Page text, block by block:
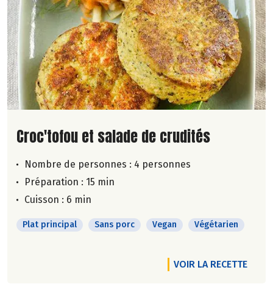
Lire la suite de la recette
Croc'tofou et salade de crudités
Nombre de personnes : 4 personnes
Préparation : 15 min
Cuisson : 6 min
Plat principal Sans porc Vegan Végétarien
VOIR LA RECETTE